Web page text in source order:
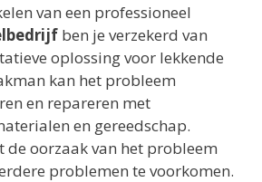
van een professioneel
ben je verzekerd van
oplossing voor lekkende
kan het probleem
en repareren met
en gereedschap.
de oorzaak van het probleem
problemen te voorkomen.